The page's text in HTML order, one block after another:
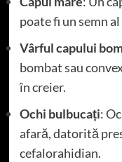
poate fi un semn
Vârful capului
bombat sau
în creier.
Ochi bulbucați:
afară, datorită
cefalorahidian.